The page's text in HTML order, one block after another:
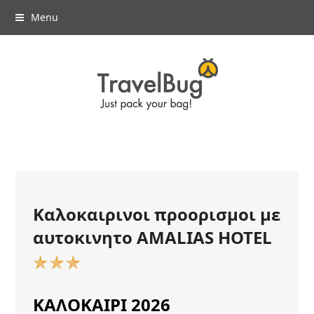
Menu
Καλοκαιρινοι προορισμοι με
αυτοκινητο AMALIAS HOTEL
ΚΑΛΟΚΑΙΡΙ 2026